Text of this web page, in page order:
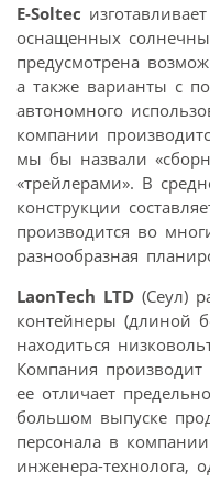
E-Soltec
оснащенных
предусмотрена
а также варианты с
автономного
компании
мы бы назвали
«трейлерами». В
конструкции
производится во
разнообразная
LaonTech LTD (Сеул)
контейнеры (длиной
находиться
Компания
ее отличает
большом выпуске
персонала в
инженера-технолога,